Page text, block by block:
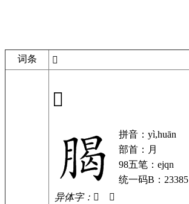
词条 𣎅
𣎅
拼音：yì,huān
部首：月
98五笔：ejqn
统一码B：23385
异体字：𦝲 𠂄